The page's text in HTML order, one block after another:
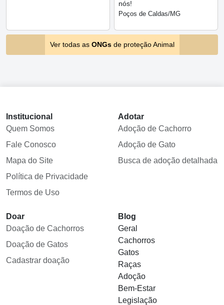
nós!
Poços de Caldas/MG
Ver todas as ONGsde proteção Animal
Institucional
Quem Somos
Fale Conosco
Mapa do Site
Política de Privacidade
Termos de Uso
Adotar
Adoção de Cachorro
Adoção de Gato
Busca de adoção detalhada
Doar
Doação de Cachorros
Doação de Gatos
Cadastrar doação
Blog
Geral
Cachorros
Gatos
Raças
Adoção
Bem-Estar
Legislação